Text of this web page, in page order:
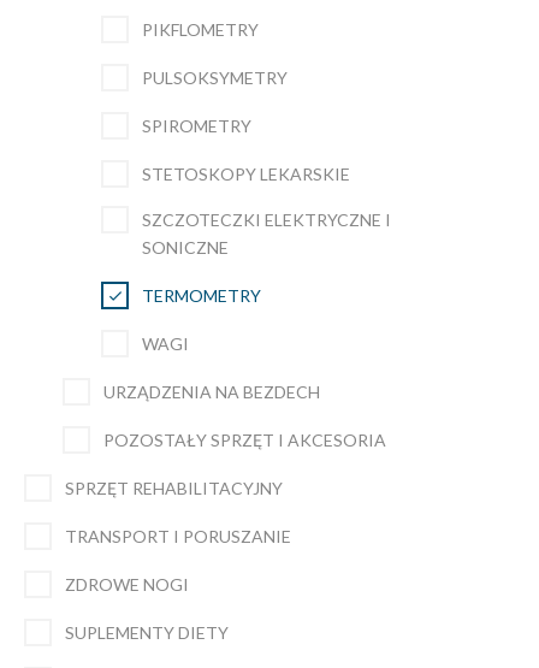
PIKFLOMETRY
PULSOKSYMETRY
SPIROMETRY
STETOSKOPY LEKARSKIE
SZCZOTECZKI ELEKTRYCZNE I
SONICZNE
TERMOMETRY
WAGI
URZĄDZENIA NA BEZDECH
POZOSTAŁY SPRZĘT I AKCESORIA
SPRZĘT REHABILITACYJNY
TRANSPORT I PORUSZANIE
ZDROWE NOGI
SUPLEMENTY DIETY